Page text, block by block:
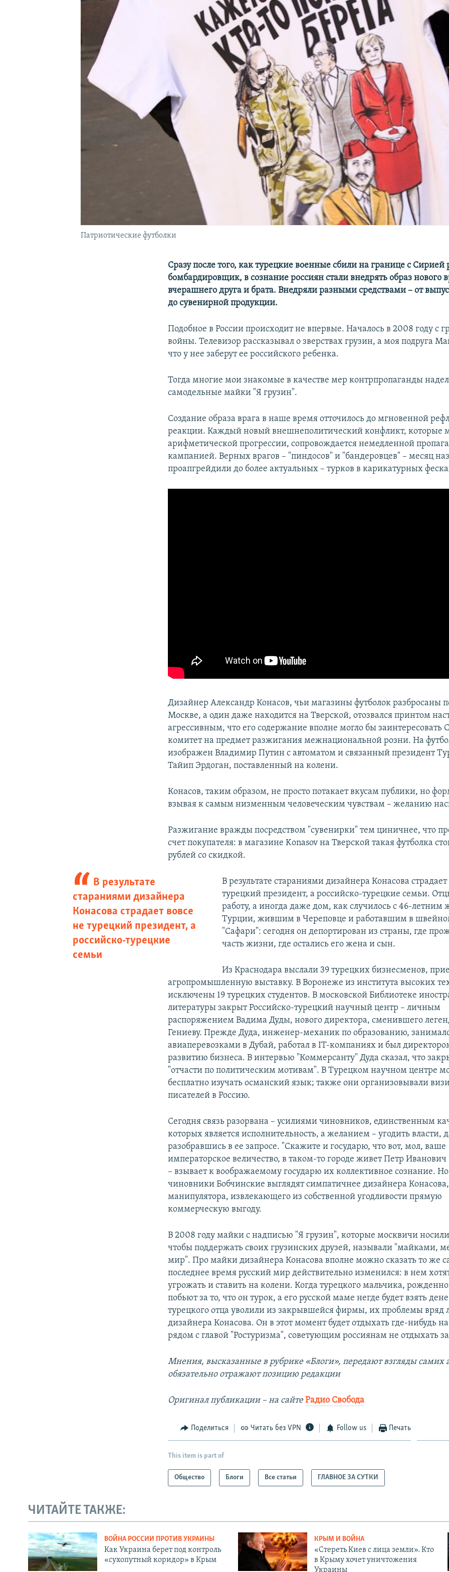
УКРАИНСКАЯ ПРОБЛЕМА КРЫМА
Патриотические футболки
Сразу после того, как турецкие военные сбили на границе с Сирией
бомбардировщик, в сознание россиян стали внедрять образ нового
вчерашнего друга и брата. Внедряли разными средствами – от
до сувенирной продукции.
Подобное в России происходит не впервые. Началось в 2008 году с
войны. Телевизор рассказывал о зверствах грузин, а моя подруга
что у нее заберут ее российского ребенка.
Тогда многие мои знакомые в качестве мер контрпропаганды
самодельные майки "Я грузин".
Создание образа врага в наше время отточилось до мгновенной
реакции. Каждый новый внешнеполитический конфликт, которые
арифметической прогрессии, сопровождается немедленной
кампанией. Верных врагов – "пиндосов" и "бандеровцев" – месяц
проапгрейдили до более актуальных – турков в карикатурных
Дизайнер Александр Конасов, чьи магазины футболок разбросаны
Москве, а один даже находится на Тверской, отозвался принтом
агрессивным, что его содержание вполне могло бы заинтересовать
комитет на предмет разжигания межнациональной розни. На
изображен Владимир Путин с автоматом и связанный президент
Тайип Эрдоган, поставленный на колени.
Конасов, таким образом, не просто потакает вкусам публики, но
взывая к самым низменным человеческим чувствам – желанию
Разжигание вражды посредством "сувенирки" тем циничнее, что
счет покупателя: в магазине Konasov на Тверской такая футболка
рублей со скидкой.
В результате
стараниями дизайнера
Конасова страдает вовсе
не турецкий президент, а
российско-турецкие
семьи
В результате стараниями дизайнера Конасова страдает
турецкий президент, а российско-турецкие семьи.
работу, а иногда даже дом, как случилось с 46-летним
Турции, жившим в Череповце и работавшим в
"Сафари": сегодня он депортирован из страны, где
часть жизни, где остались его жена и сын.
Из Краснодара выслали 39 турецких бизнесменов,
агропромышленную выставку. В Воронеже из института высоких
исключены 19 турецких студентов. В московской Библиотеке
литературы закрыт Российско-турецкий научный центр – личным
распоряжением Вадима Дуды, нового директора, сменившего
Гениеву. Прежде Дуда, инженер-механик по образованию,
авиаперевозками в Дубай, работал в IT-компаниях и был
развитию бизнеса. В интервью "Коммерсанту" Дуда сказал, что
"отчасти по политическим мотивам". В Турецком научном центре
бесплатно изучать османский язык; также они организовывали
писателей в Россию.
Сегодня связь разорвана – усилиями чиновников, единственным
которых является исполнительность, а желанием – угодить власти,
разобравшись в ее запросе. "Cкажите и государю, что вот, мол, ваше
императорское величество, в таком-то городе живет Петр
– взывает к воображаемому государю их коллективное сознание.
чиновники Бобчинские выглядят симпатичнее дизайнера Конасова,
манипулятора, извлекающего из собственной угодливости прямую
коммерческую выгоду.
В 2008 году майки с надписью "Я грузин", которые москвичи носили
чтобы поддержать своих грузинских друзей, называли "майками,
мир". Про майки дизайнера Конасова вполне можно сказать то же
последнее время русский мир действительно изменился: в нем
угрожать и ставить на колени. Когда турецкого мальчика,
побьют за то, что он турок, а его русской маме негде будет взять
турецкого отца уволили из закрывшейся фирмы, их проблемы вряд
дизайнера Конасова. Он в этот момент будет отдыхать где-нибудь
рядом с главой "Ростуризма", советующим россиянам не отдыхать
Мнения, высказанные в рубрике «Блоги», передают взгляды самих
обязательно отражают позицию редакции
Оригинал публикации –​ на сайте Радио Свобода
Поделиться Читать без VPN Follow us Печать
This item is part of
Общество Блоги Все статьи ГЛАВНОЕ ЗА СУТКИ
ЧИТАЙТЕ ТАКЖЕ:
ВОЙНА РОССИИ ПРОТИВ УКРАИНЫ
Как Украина берет под контроль
«сухопутный коридор» в Крым
КРЫМ И ВОЙНА
«Стереть Киев с лица земли». Кто
в Крыму хочет уничтожения
Украины